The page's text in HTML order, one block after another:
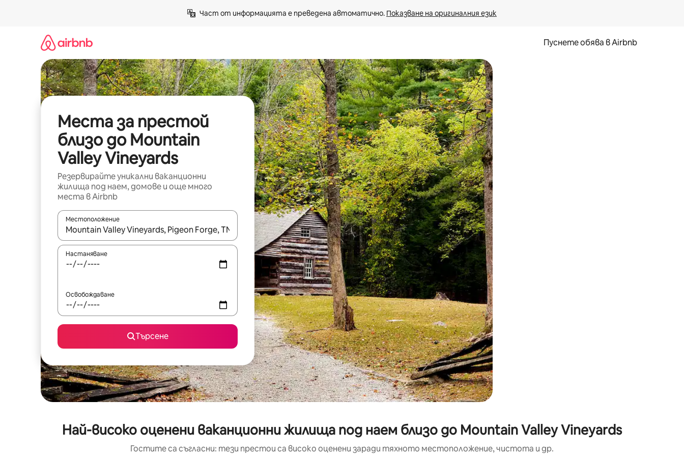
Част от информацията е преведена автоматично. Показване на оригиналния език
Пуснете обява в Airbnb
Места за престой
близо до Mountain
Valley Vineyards
Резервирайте уникални ваканционни
жилища под наем, домове и още много
места в Airbnb
Местоположение
Когато резултатите се покажат, използвайте клавишите със стрелки нагоре и надолу или навигирайте с докосване или плъзгане.
Настаняване
Освобождаване
Търсене
Най-високо оценени ваканционни жилища под наем близо до Mountain Valley Vineyards
Гостите са съгласни: тези престои са високо оценени заради тяхното местоположение, чистота и др.